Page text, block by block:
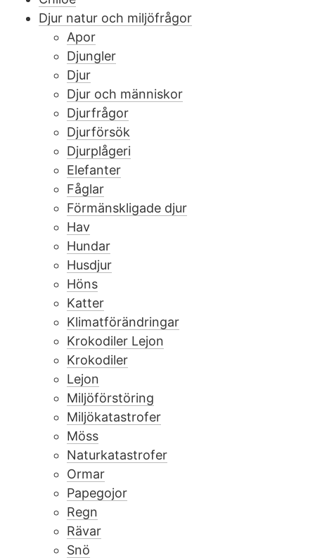
Djur natur och miljöfrågor
Apor
Djungler
Djur
Djur och människor
Djurfrågor
Djurförsök
Djurplågeri
Elefanter
Fåglar
Förmänskligade djur
Hav
Hundar
Husdjur
Höns
Katter
Klimatförändringar
Krokodiler Lejon
Krokodiler
Lejon
Miljöförstöring
Miljökatastrofer
Möss
Naturkatastrofer
Ormar
Papegojor
Regn
Rävar
Snö